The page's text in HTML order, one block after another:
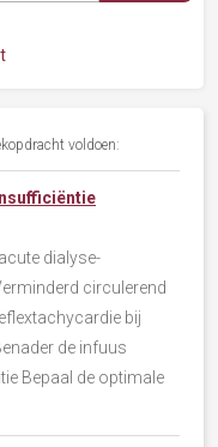
voldoen:
dialyse-
circulerend
bij
de infuus
Bepaal de optimale